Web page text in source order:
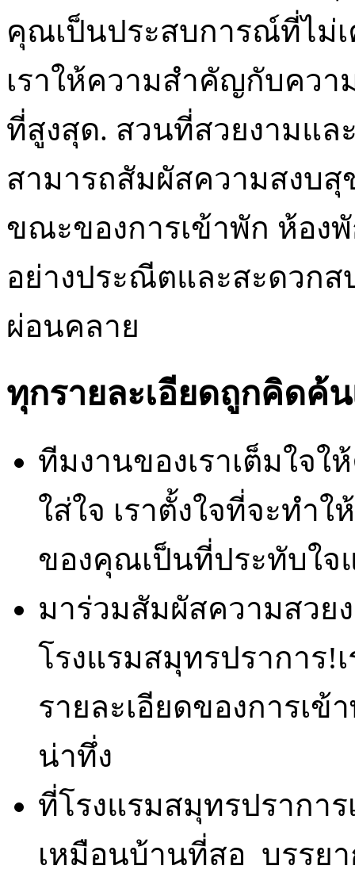
คุณเป็นประสบการณ์ที่ไม่
เราให้ความสำคัญกับคว
ที่สูงสุด. สวนที่สวยงามแ
สามารถสัมผัสความสงบ
ขณะของการเข้าพัก ห้อง
อย่างประณีตและสะดวก
ผ่อนคลาย
ทุกรายละเอียดถูกคิดค้
ทีมงานของเราเต็มใจ
ใส่ใจ เราตั้งใจที่จะทำ
ของคุณเป็นที่ประทับใจ
มาร่วมสัมผัสความสวย
โรงแรมสมุทรปราการ
รายละเอียดของการเ
น่าทึ่ง
ที่โรงแรมสมุทรปรากา
เหมือนบ้านที่สอ บรรย